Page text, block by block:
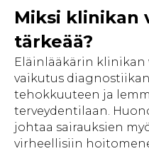
Miksi klinikan
tärkeää?
Eläinlääkärin klinikan
vaikutus
tehokkuuteen ja
terveydentilaan.
johtaa sairauksien
virheellisiin